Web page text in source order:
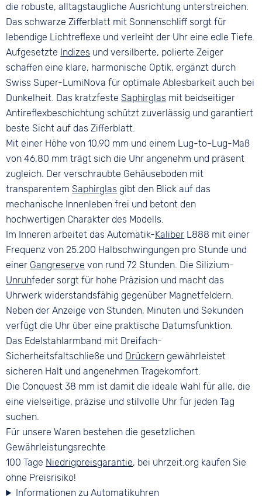
die robuste, alltagstaugliche Ausrichtung unterstreichen.
Das schwarze Zifferblatt mit Sonnenschliff sorgt für
lebendige Lichtreflexe und verleiht der Uhr eine edle Tiefe.
Aufgesetzte Indizes und versilberte, polierte Zeiger
schaffen eine klare, harmonische Optik, ergänzt durch
Swiss Super-LumiNova für optimale Ablesbarkeit auch bei
Dunkelheit. Das kratzfesteSaphirglas mit beidseitiger
Antireflexbeschichtung schützt zuverlässig und garantiert
beste Sicht auf das Zifferblatt.
Mit einer Höhe von 10,90 mm und einem Lug-to-Lug-Maß
von 46,80 mm trägt sich die Uhr angenehm und präsent
zugleich. Der verschraubte Gehäuseboden mit
transparentemSaphirglas gibt den Blick auf das
mechanische Innenleben frei und betont den
hochwertigen Charakter des Modells.
Im Inneren arbeitet das Automatik-Kaliber L888 mit einer
Frequenz von 25.200 Halbschwingungen pro Stunde und
einer Gangreserve von rund 72 Stunden. Die Silizium-
Unruhfeder sorgt für hohe Präzision und macht das
Uhrwerk widerstandsfähig gegenüber Magnetfeldern.
Neben der Anzeige von Stunden, Minuten und Sekunden
verfügt die Uhr über eine praktische Datumsfunktion.
Das Edelstahlarmband mit Dreifach-
Sicherheitsfaltschließe und Drückern gewährleistet
sicheren Halt und angenehmen Tragekomfort.
Die Conquest 38 mm ist damit die ideale Wahl für alle, die
eine vielseitige, präzise und stilvolle Uhr für jeden Tag
suchen.
Für unsere Waren bestehen die gesetzlichen
Gewährleistungsrechte
100 Tage Niedrigpreisgarantie, bei uhrzeit.org kaufen Sie
ohne Preisrisiko!
Informationen zu Automatikuhren